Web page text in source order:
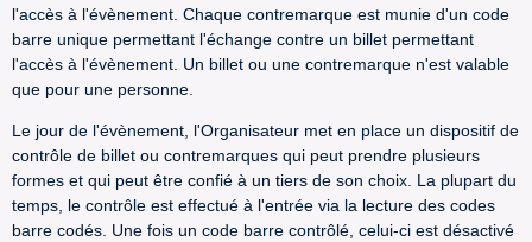
l'accès à l'évènement. Chaque contremarque est munie d'un code
barre unique permettant l'échange contre un billet permettant
l'accès à l'évènement. Un billet ou une contremarque n'est valable
que pour une personne.
Le jour de l'évènement, l'Organisateur met en place un dispositif de
contrôle de billet ou contremarques qui peut prendre plusieurs
formes et qui peut être confié à un tiers de son choix. La plupart du
temps, le contrôle est effectué à l'entrée via la lecture des codes
barre codés. Une fois un code barre contrôlé, celui-ci est désactivé